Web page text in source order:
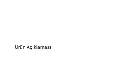
Ürün Açıklaması